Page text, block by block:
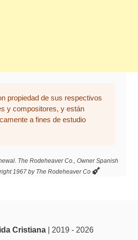
propiedad de sus respectivos
y compositores, y están
a fines de estudio
The Rodeheaver Co., Owner Spanish
1967 by The Rodeheaver Co
Cristiana| 2019 - 2026